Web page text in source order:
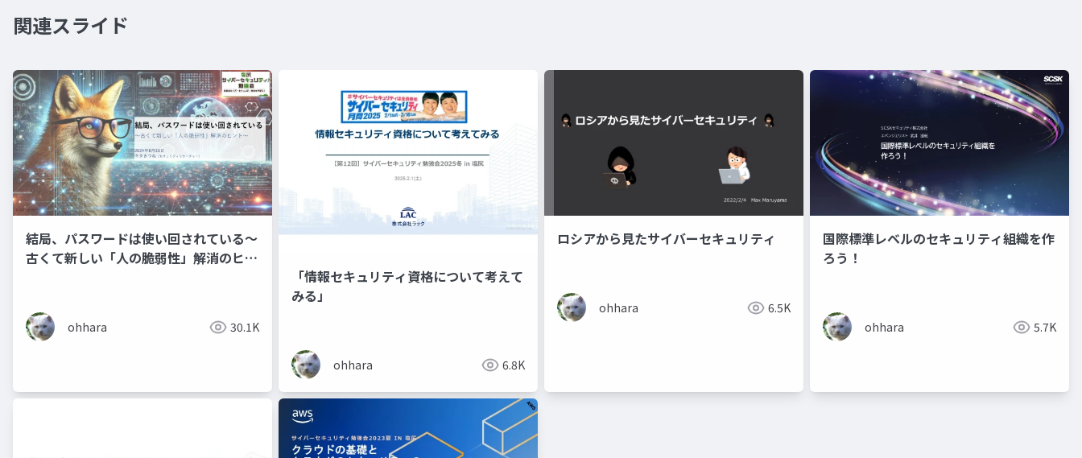
関連スライド
結局、パスワードは使い回されている～
古くて新しい「人の脆弱性」解消のヒン
ohhara 30.1K
「情報セキュリティ資格について考えて
みる」
ohhara 6.8K
ロシアから見たサイバーセキュリティ
ohhara 6.5K
国際標準レベルのセキュリティ組織を作
ろう！
ohhara 5.7K